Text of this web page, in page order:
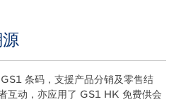
条码，支援产品分销及零售结
互动，亦应用了 GS1 HK 免费供会